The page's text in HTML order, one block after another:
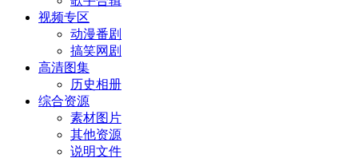
视频专区
动漫番剧
搞笑网剧
高清图集
历史相册
综合资源
素材图片
其他资源
说明文件